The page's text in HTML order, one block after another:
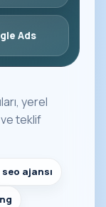
Ads
yerel
teklif
ajansı